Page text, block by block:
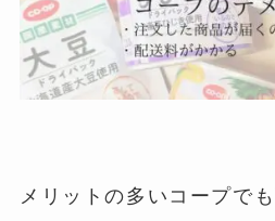
メリットの多いコープで